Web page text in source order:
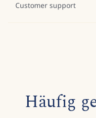
Customer support
Häufig